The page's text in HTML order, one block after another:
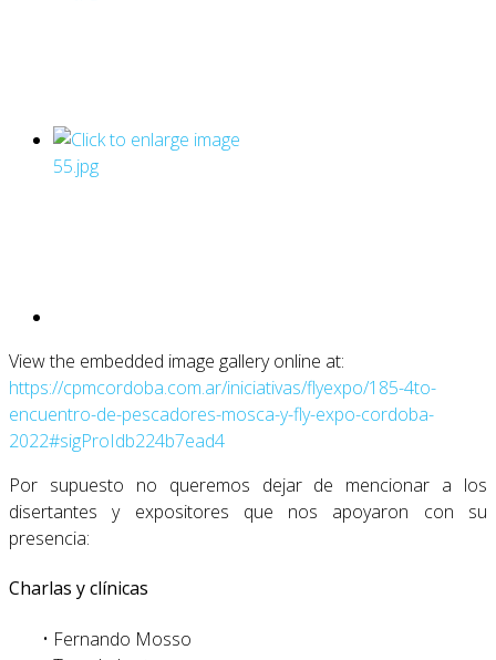
View the embedded image gallery online at:
https://cpmcordoba.com.ar/iniciativas/flyexpo/185-4to-
encuentro-de-pescadores-mosca-y-fly-expo-cordoba-
2022#sigProIdb224b7ead4
Por supuesto no queremos dejar de mencionar a los
disertantes y expositores que nos apoyaron con su
presencia:
Charlas y clínicas
• Fernando Mosso